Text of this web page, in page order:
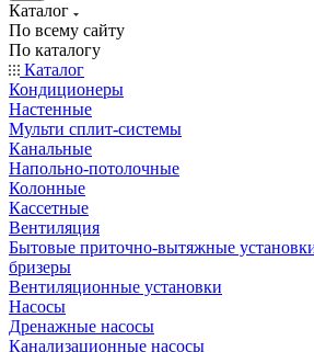
Каталог
По всему сайту
По каталогу
Каталог
Кондиционеры
Настенные
Мульти сплит-системы
Канальные
Напольно-потолочные
Колонные
Кассетные
Вентиляция
Бытовые приточно-вытяжные
бризеры
Вентиляционные установки
Насосы
Дренажные насосы
Канализационные насосы